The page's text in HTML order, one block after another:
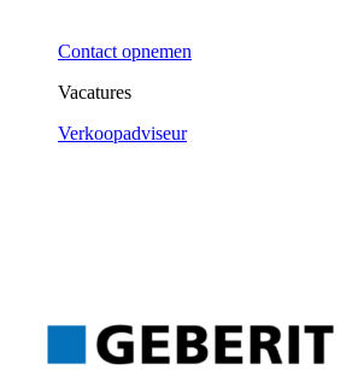
Contact opnemen
Vacatures
Verkoopadviseur